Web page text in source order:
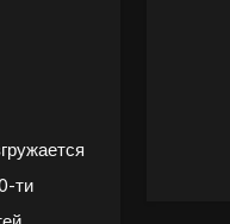
ти